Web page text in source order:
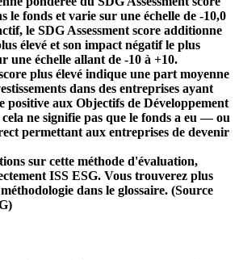
le fonds et varie sur une échelle de -10,0
le SDG Assessment score additionne
élevé et son impact négatif le plus
une échelle allant de -10 à +10.
plus élevé indique une part moyenne
dans des entreprises ayant
positive aux Objectifs de Développement
ne signifie pas que le fonds a eu — ou
permettant aux entreprises de devenir
sur cette méthode d'évaluation,
ISS ESG. Vous trouverez plus
dans le glossaire. (Source